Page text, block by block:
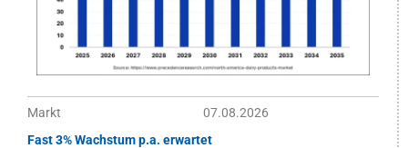
Markt
07.08.2026
Fast 3% Wachstum p.a. erwartet